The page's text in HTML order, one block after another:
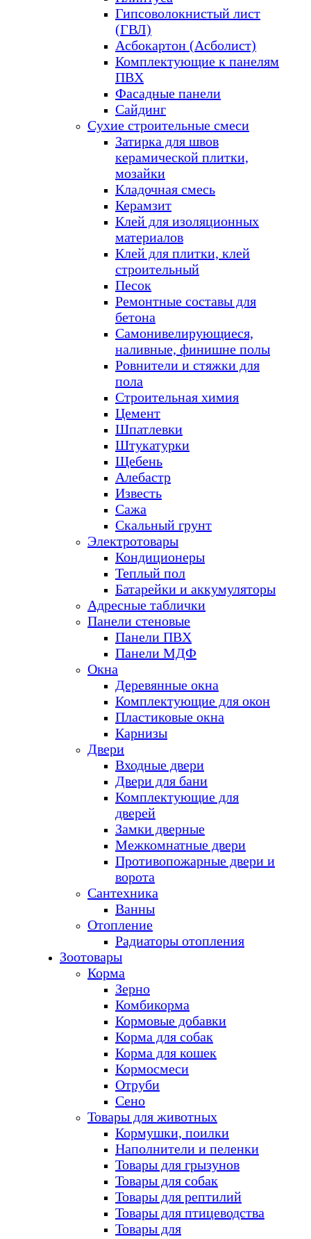
Гипсоволокнистый лист
(ГВЛ)
Асбокартон (Асболист)
Комплектующие к панелям
ПВХ
Фасадные панели
Сайдинг
Сухие строительные смеси
Затирка для швов
керамической плитки,
мозайки
Кладочная смесь
Керамзит
Клей для изоляционных
материалов
Клей для плитки, клей
строительный
Песок
Ремонтные составы для
бетона
Самонивелирующиеся,
наливные, финишне полы
Ровнители и стяжки для
пола
Строительная химия
Цемент
Шпатлевки
Штукатурки
Щебень
Алебастр
Известь
Сажа
Скальный грунт
Электротовары
Кондиционеры
Теплый пол
Батарейки и аккумуляторы
Адресные таблички
Панели стеновые
Панели ПВХ
Панели МДФ
Окна
Деревянные окна
Комплектующие для окон
Пластиковые окна
Карнизы
Двери
Входные двери
Двери для бани
Комплектующие для
дверей
Замки дверные
Межкомнатные двери
Противопожарные двери и
ворота
Сантехника
Ванны
Отопление
Радиаторы отопления
Зоотовары
Корма
Зерно
Комбикорма
Кормовые добавки
Корма для собак
Корма для кошек
Кормосмеси
Отруби
Сено
Товары для животных
Кормушки, поилки
Наполнители и пеленки
Товары для грызунов
Товары для собак
Товары для рептилий
Товары для птицеводства
Товары для